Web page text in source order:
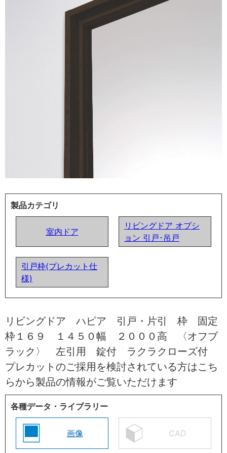
製品カテゴリ
室内ドア
リビングドア オプシ
ョン 引戸･吊戸
引戸枠(プレカット仕
様)
リビングドア ハピア 引戸・片引 枠 固定
枠１６９ １４５０幅 ２０００高 〈オフブ
ラック〉 左引用 錠付 ラクラクローズ付
プレカットのご採用を検討されている方はこち
らから製品の情報がご覧いただけます
各種データ・ライブラリー
画像 CAD